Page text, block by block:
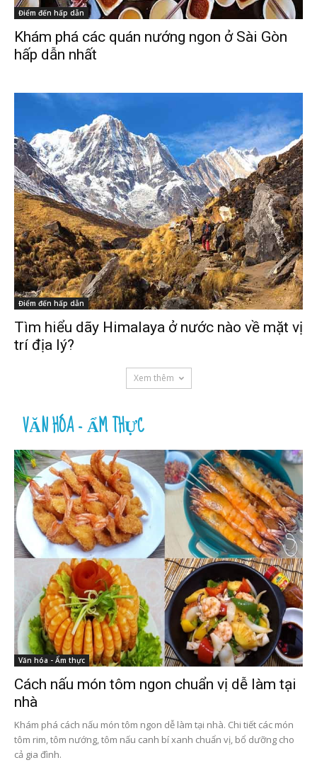
Điểm đến hấp dẫn
Khám phá các quán nướng ngon ở Sài Gòn
hấp dẫn nhất
Điểm đến hấp dẫn
Tìm hiểu dãy Himalaya ở nước nào về mặt vị
trí địa lý?
Xem thêm
VĂN HÓA - ẨM THỰC
Văn hóa - Ẩm thực
Cách nấu món tôm ngon chuẩn vị dễ làm tại
nhà
Khám phá cách nấu món tôm ngon dễ làm tại nhà. Chi tiết các món
tôm rim, tôm nướng, tôm nấu canh bí xanh chuẩn vị, bổ dưỡng cho
cả gia đình.